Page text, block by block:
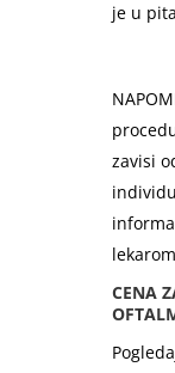
je u
zavisi
CENA